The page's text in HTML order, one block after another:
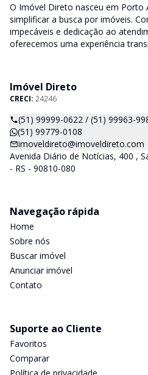
O Imóvel Direto nasceu em Porto
simplificar a busca por imóveis.
impecáveis e dedicação ao
oferecemos uma experiência
Imóvel Direto
CRECI: 24246
(51) 99999-0622 / (51) 99963-
(51) 99779-0108
imoveldireto@imoveldireto.com
Avenida Diário de Notícias, 400 ,
- RS - 90810-080
Navegação rápida
Home
Sobre nós
Buscar imóvel
Anunciar imóvel
Contato
Suporte ao Cliente
Favoritos
Comparar